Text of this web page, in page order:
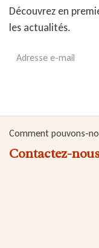
Découvrez en
les actualités.
Comment pouvons-
Contactez-